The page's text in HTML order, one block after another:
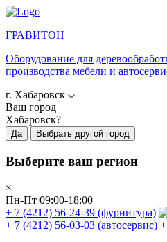
ГРАВИТОН
Оборудование для
производства мебели и
г. Хабаровск
Ваш город
Хабаровск?
Да Выбрать другой город
Выберите ваш регион
×
Пн-Пт 09:00-18:00
+ 7 (4212) 56-24-39 (фурнитура)
+ 7 (4212) 56-03-03 (автосервис)